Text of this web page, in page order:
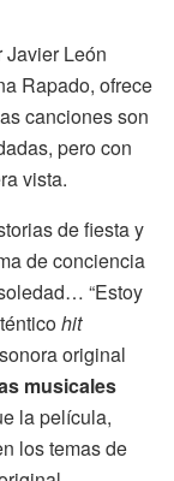
Javier León
Rapado, ofrece
canciones son
pero con
vista.
de fiesta y
de conciencia
“Estoy
hit
original
musicales
la película,
los temas de